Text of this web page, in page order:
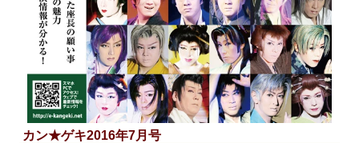
カン★ゲキ2016年7月号